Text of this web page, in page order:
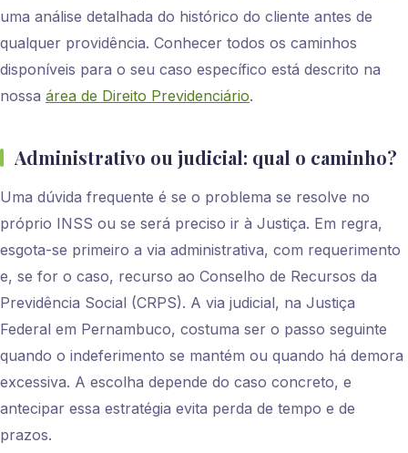
uma análise detalhada do histórico do cliente antes de
qualquer providência. Conhecer todos os caminhos
disponíveis para o seu caso específico está descrito na
nossa área de Direito Previdenciário.
Administrativo ou judicial: qual o caminho?
Uma dúvida frequente é se o problema se resolve no
próprio INSS ou se será preciso ir à Justiça. Em regra,
esgota-se primeiro a via administrativa, com requerimento
e, se for o caso, recurso ao Conselho de Recursos da
Previdência Social (CRPS). A via judicial, na Justiça
Federal em Pernambuco, costuma ser o passo seguinte
quando o indeferimento se mantém ou quando há demora
excessiva. A escolha depende do caso concreto, e
antecipar essa estratégia evita perda de tempo e de
prazos.